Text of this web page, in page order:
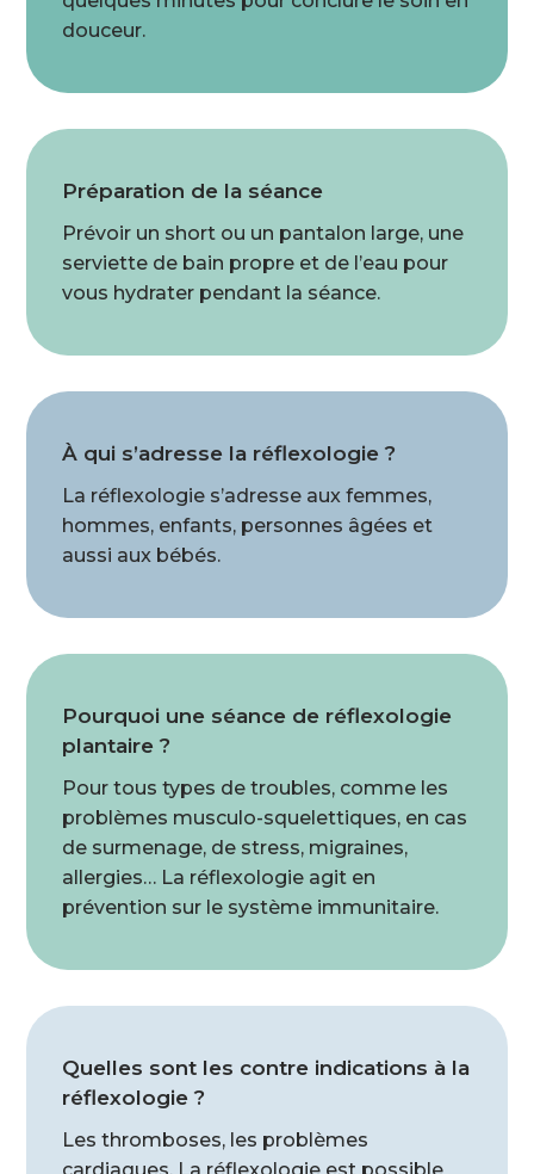
douceur.
Préparation de la séance
Prévoir un short ou un pantalon large, une
serviette de bain propre et de l’eau pour
vous hydrater pendant la séance.
À qui s’adresse la réflexologie ?
La réflexologie s’adresse aux femmes,
hommes, enfants, personnes âgées et
aussi aux bébés.
Pourquoi une séance de réflexologie
plantaire ?
Pour tous types de troubles, comme les
problèmes musculo-squelettiques, en cas
de surmenage, de stress, migraines,
allergies… La réflexologie agit en
prévention sur le système immunitaire.
Quelles sont les contre indications à la
réflexologie ?
Les thromboses, les problèmes